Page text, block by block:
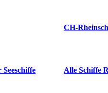
CH-
Alle Schiffe